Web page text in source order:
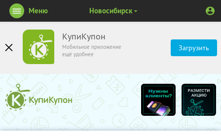
КупиКупон
Мобильное приложение
ещё удобнее
Загрузить
Меню Новосибирск